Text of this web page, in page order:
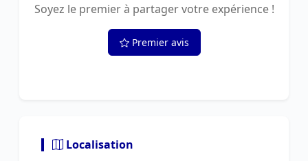
Soyez le premier à partager votre expérience !
Premier avis
Localisation